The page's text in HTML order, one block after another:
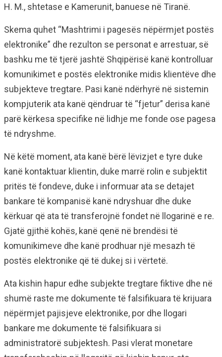
H. M., shtetase e Kamerunit, banuese në Tiranë.
Skema quhet “Mashtrimi i pagesës nëpërmjet postës
elektronike” dhe rezulton se personat e arrestuar, së
bashku me të tjerë jashtë Shqipërisë kanë kontrolluar
komunikimet e postës elektronike midis klientëve dhe
subjekteve tregtare. Pasi kanë ndërhyrë në sistemin
kompjuterik ata kanë qëndruar të “fjetur” derisa kanë
parë kërkesa specifike në lidhje me fonde ose pagesa
të ndryshme.
Në këtë moment, ata kanë bërë lëvizjet e tyre duke
kanë kontaktuar klientin, duke marrë rolin e subjektit
pritës të fondeve, duke i informuar ata se detajet
bankare të kompanisë kanë ndryshuar dhe duke
kërkuar që ata të transferojnë fondet në llogarinë e re.
Gjatë gjithë kohës, kanë qenë në brendësi të
komunikimeve dhe kanë prodhuar një mesazh të
postës elektronike që të dukej si i vërtetë.
Ata kishin hapur edhe subjekte tregtare fiktive dhe në
shumë raste me dokumente të falsifikuara të krijuara
nëpërmjet pajisjeve elektronike, por dhe llogari
bankare me dokumente të falsifikuara si
administratorë subjektesh. Pasi vlerat monetare